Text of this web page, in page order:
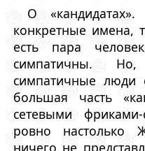
О
конкретные имена,
есть пара
симпатичны.
симпатичные люди
большая часть
сетевыми фриками-
ровно настолько
ничего не